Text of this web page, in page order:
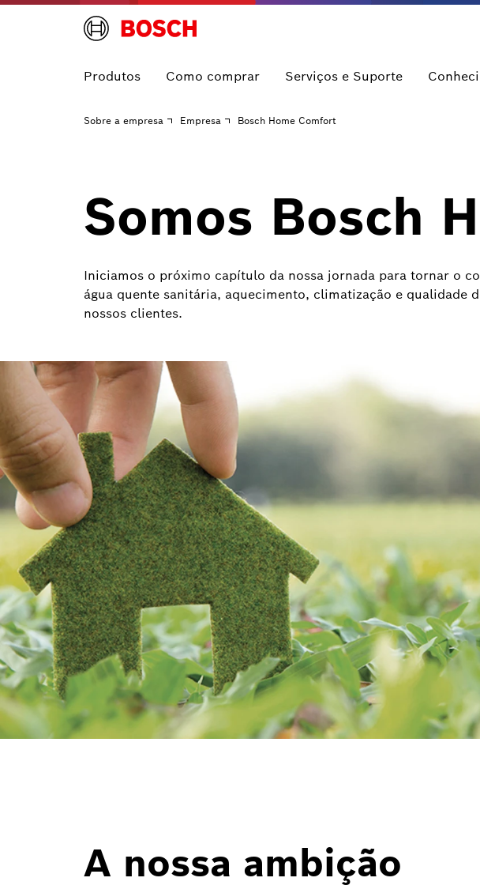
Produtos Como comprar Serviços e Suporte
Sobre a empresa Empresa Bosch Home Comfort
Somos Bosch
Iniciamos o próximo capítulo da nossa jornada para tornar o
água quente sanitária, aquecimento, climatização e
nossos clientes.
A nossa ambição